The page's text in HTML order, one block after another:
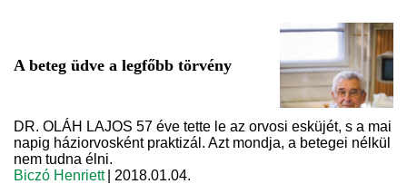
A beteg üdve a legfőbb törvény
DR. OLÁH LAJOS 57 éve tette le az orvosi esküjét, s a mai
napig háziorvosként praktizál. Azt mondja, a betegei nélkül
nem tudna élni.
Biczó Henriett
| 2018.01.04.